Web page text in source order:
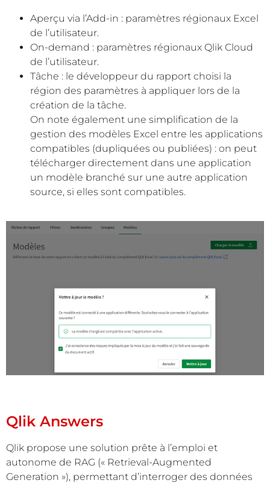
Aperçu via l’Add-in : paramètres régionaux Excel
de l’utilisateur.
On-demand : paramètres régionaux Qlik Cloud
de l’utilisateur.
Tâche : le développeur du rapport choisi la
région des paramètres à appliquer lors de la
création de la tâche.
On note également une simplification de la
gestion des modèles Excel entre les applications
compatibles (dupliquées ou publiées) : on peut
télécharger directement dans une application
un modèle branché sur une autre application
source, si elles sont compatibles.
Qlik Answers
Qlik propose une solution prête à l’emploi et
autonome de RAG (« Retrieval-Augmented
Generation »), permettant d’interroger des données